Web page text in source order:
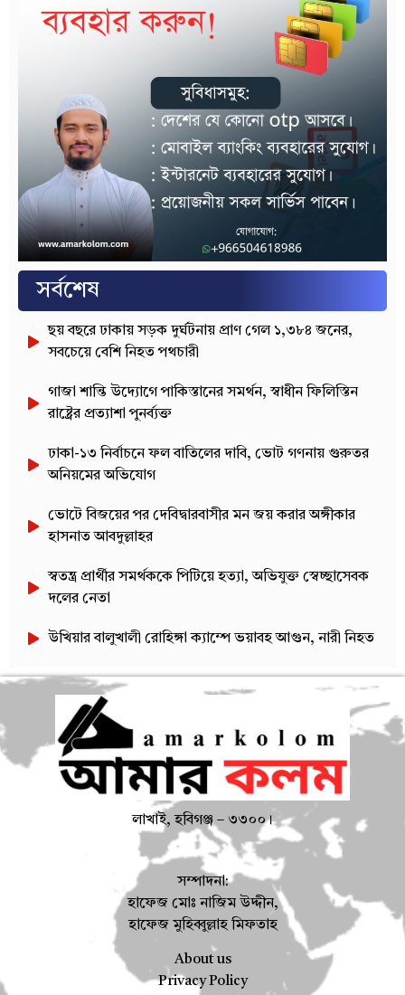
সর্বশেষ
ছয় বছরে ঢাকায় সড়ক দুর্ঘটনায় প্রাণ গেল ১,৩৮৪ জনের,
সবচেয়ে বেশি নিহত পথচারী
গাজা শান্তি উদ্যোগে পাকিস্তানের সমর্থন, স্বাধীন ফিলিস্তিন
রাষ্ট্রের প্রত্যাশা পুনর্ব্যক্ত
ঢাকা-১৩ নির্বাচনে ফল বাতিলের দাবি, ভোট গণনায় গুরুতর
অনিয়মের অভিযোগ
ভোটে বিজয়ের পর দেবিদ্বারবাসীর মন জয় করার অঙ্গীকার
হাসনাত আবদুল্লাহর
স্বতন্ত্র প্রার্থীর সমর্থককে পিটিয়ে হত্যা, অভিযুক্ত স্বেচ্ছাসেবক
দলের নেতা
উখিয়ার বালুখালী রোহিঙ্গা ক্যাম্পে ভয়াবহ আগুন, নারী নিহত
লাখাই, হবিগঞ্জ – ৩৩০০।
সম্পাদনা:
হাফেজ মোঃ নাজিম উদ্দীন,
হাফেজ মুহিব্বুল্লাহ মিফতাহ
About us
Privacy Policy